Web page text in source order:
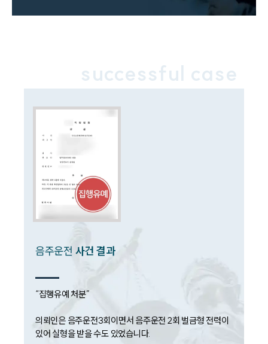
뉴스레터/브로슈어
대륜법률상담예약
대륜법률상담예약
successful case
음주운전 사건 결과
“집행유예 처분”
의뢰인은 음주운전3회이면서 음주운전 2회 벌금형 전력이
있어 실형을 받을 수도 있었습니다.